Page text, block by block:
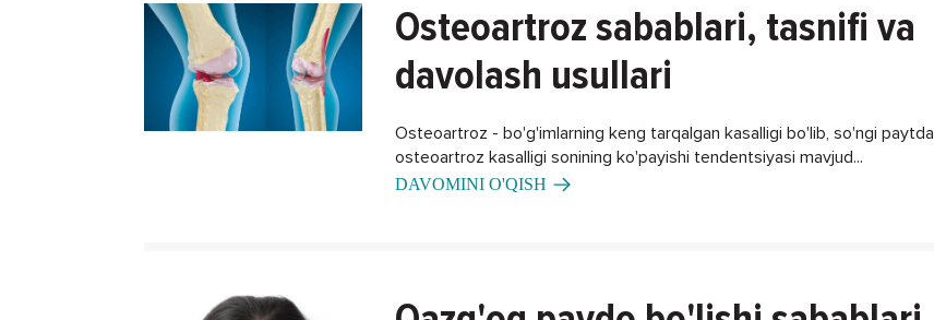
Osteoartroz sabablari, tasnifi va
davolash usullari
Osteoartroz - bo'g'imlarning keng tarqalgan kasalligi bo'lib, so'ngi paytda
osteoartroz kasalligi sonining ko'payishi tendentsiyasi mavjud...
DAVOMINI O'QISH